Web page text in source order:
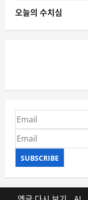
오늘의 수치심
SUBSCRIBE